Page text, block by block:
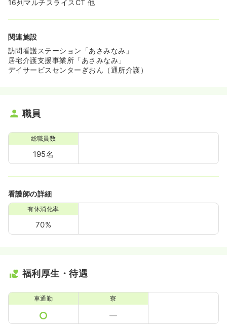
16列マルチスライスCT 他
関連施設
訪問看護ステーション「あさみなみ」
居宅介護支援事業所「あさみなみ」
デイサービスセンターぎおん（通所介護）
職員
総職員数
195名
看護師の詳細
有休消化率
70%
福利厚生・待遇
車通勤 寮